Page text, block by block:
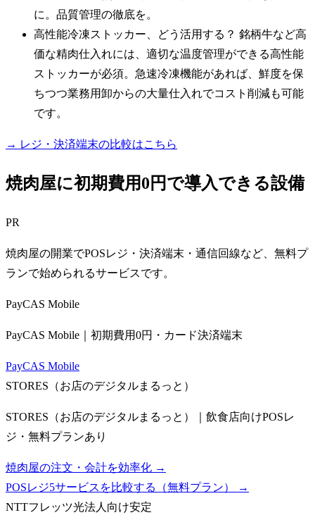
に。品質管理の徹底を。
高性能冷凍ストッカー、どう活用する？ 銘柄牛など高
価な精肉仕入れには、適切な温度管理ができる高性能
ストッカーが必須。急速冷凍機能があれば、鮮度を保
ちつつ業務用卸からの大量仕入れでコスト削減も可能
です。
→ レジ・決済端末の比較はこちら
焼肉屋に初期費用0円で導入できる設備
PR
焼肉屋の開業でPOSレジ・決済端末・通信回線など、無料プ
ランで始められるサービスです。
PayCAS Mobile
PayCAS Mobile｜初期費用0円・カード決済端末
PayCAS Mobile
STORES（お店のデジタルまるっと）
STORES（お店のデジタルまるっと）｜飲食店向けPOSレ
ジ・無料プランあり
焼肉屋の注文・会計を効率化 →
POSレジ5サービスを比較する（無料プラン）
→
NTTフレッツ光法人向け安定